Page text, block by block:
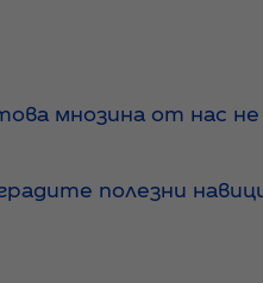
мнозина от нас не
полезни